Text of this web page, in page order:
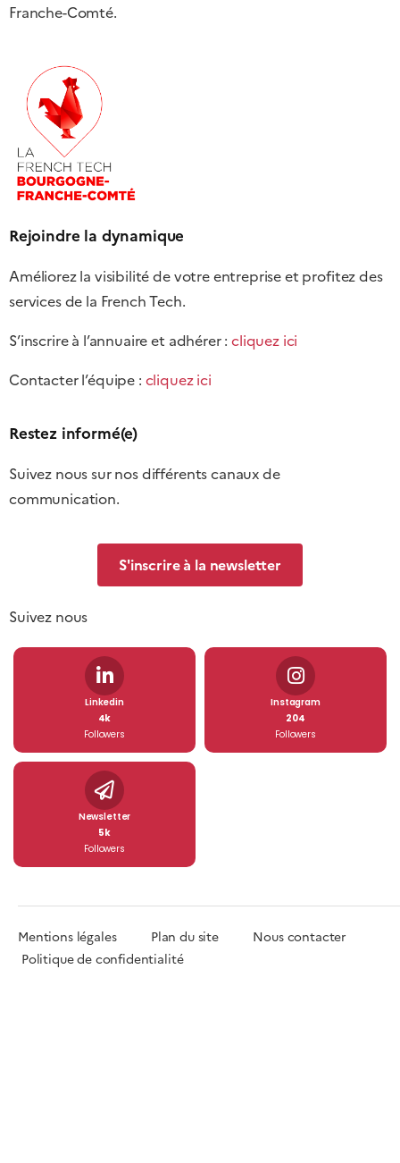
Franche-Comté.
Rejoindre la dynamique
Améliorez la visibilité de votre entreprise et profitez des
services de la French Tech.
S’inscrire à l’annuaire et adhérer :cliquez ici
Contacter l’équipe : cliquez ici
Restez informé(e)
Suivez nous sur nos différents canaux de
communication.
S'inscrire à la newsletter
Suivez nous
Linkedin
4k
Followers
Instagram
204
Followers
Newsletter
5k
Followers
Mentions légales Plan du site Nous contacter
Politique de confidentialité